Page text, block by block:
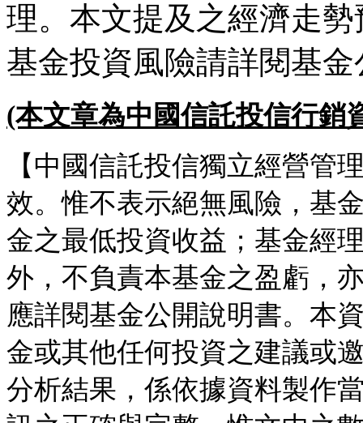
理。本文提及之經濟走
基金投資風險請詳閱基
(本文章為中國信託投信行銷
【中國信託投信獨立經營管
效。惟不表示絕無風險，基
金之最低投資收益；基金經
外，不負責本基金之盈虧，
應詳閱基金公開說明書。本
金或其他任何投資之建議或
分析結果，係依據資料製作